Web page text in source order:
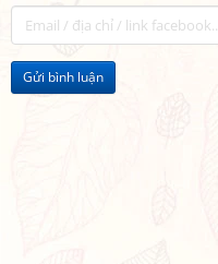
Gửi bình luận